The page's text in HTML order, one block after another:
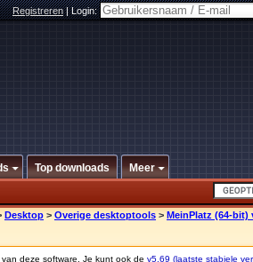
Registreren|Login:
Top downloads Meer
Desktop > Overige desktoptools > MeinPlatz (64-bit)
deze software. Je kunt ook de v5.69 (laatste stabiele